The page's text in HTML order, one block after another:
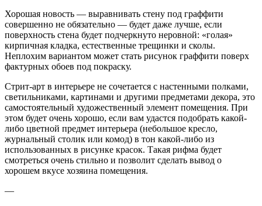
Хорошая новость — выравнивать стену под граффити
совершенно не обязательно — будет даже лучше, если
поверхность стена будет подчеркнуто неровной: «голая»
кирпичная кладка, естественные трещинки и сколы.
Неплохим вариантом может стать рисунок граффити поверх
фактурных обоев под покраску.
Стрит-арт в интерьере не сочетается с настенными полками,
светильниками, картинами и другими предметами декора, это
самостоятельный художественный элемент помещения. При
этом будет очень хорошо, если вам удастся подобрать какой-
либо цветной предмет интерьера (небольшое кресло,
журнальный столик или комод) в тон какой-либо из
использованных в рисунке красок. Такая рифма будет
смотреться очень стильно и позволит сделать вывод о
хорошем вкусе хозяина помещения.
—